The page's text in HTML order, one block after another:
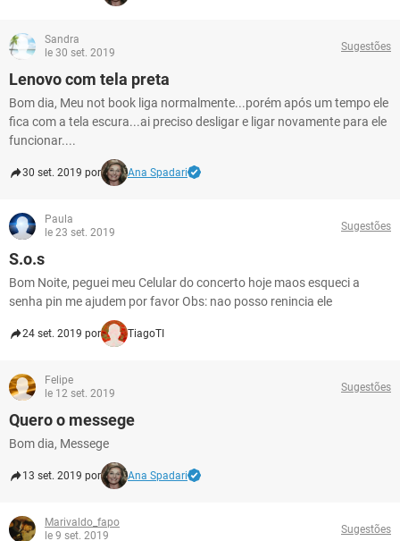
Sandra
le 30 set. 2019
Sugestões
Lenovo com tela preta
Bom dia, Meu not book liga normalmente...porém após um tempo ele
fica com a tela escura...ai preciso desligar e ligar novamente para ele
funcionar....
30 set. 2019 por Ana Spadari
Paula
le 23 set. 2019
Sugestões
S.o.s
Bom Noite, peguei meu Celular do concerto hoje maos esqueci a
senha pin me ajudem por favor Obs: nao posso renincia ele
24 set. 2019 por TiagoTI
Felipe
le 12 set. 2019
Sugestões
Quero o messege
Bom dia, Messege
13 set. 2019 por Ana Spadari
Marivaldo_fapo
le 9 set. 2019
Sugestões